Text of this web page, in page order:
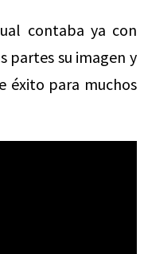
contaba ya con
partes su imagen y
éxito para muchos